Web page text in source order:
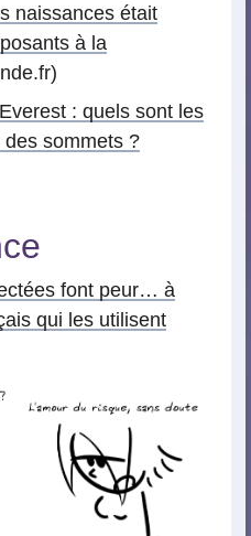
naissances était
à la
: quels sont les
sommets ?
font peur… à
qui les utilisent